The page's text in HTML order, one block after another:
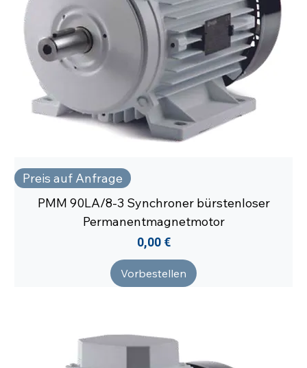
Preis auf Anfrage
PMM 90LA/8-3 Synchroner bürstenloser
Permanentmagnetmotor
Preis
0,00 €
Vorbestellen